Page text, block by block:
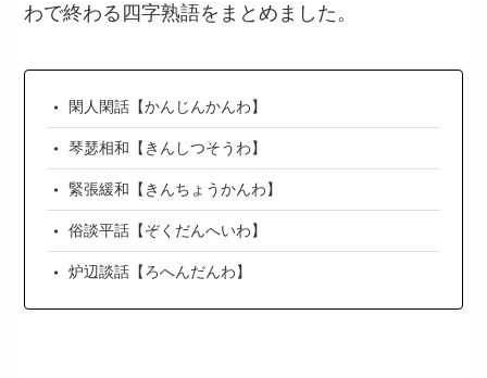
わで終わる四字熟語をまとめました。
閑人閑話【かんじんかんわ】
琴瑟相和【きんしつそうわ】
緊張緩和【きんちょうかんわ】
俗談平話【ぞくだんへいわ】
炉辺談話【ろへんだんわ】